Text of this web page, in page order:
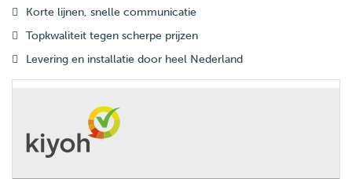
Korte lijnen, snelle communicatie
Topkwaliteit tegen scherpe prijzen
Levering en installatie door heel Nederland